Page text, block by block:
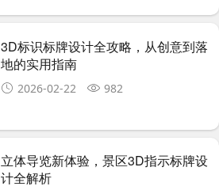
3D标识标牌设计全攻略，从创意到落
地的实用指南
2026-02-22 982
立体导览新体验，景区3D指示标牌设
计全解析